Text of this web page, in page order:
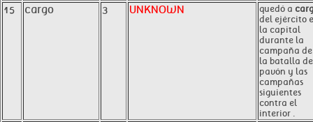
15 cargo 3 UNKNOWN quedó a
del ejército
la capital
durante la
campaña de
la batalla de
pavón y las
campañas
siguientes
contra el
interior .